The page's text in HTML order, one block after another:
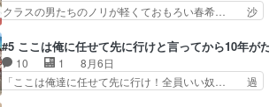
ノ島で、朝日を眺めな…
これで一区切りかなギャグも面白い… ガンガガン
♪薫がなんかしっかり歌ってロマ… 姉巫女の誤
日頃からガンガン言うてないで… このアニメはど
こに行くのだろう、面白すぎ… 姉のした事はただ
単に一族を絶滅させただけ…
クラスの男たちのノリが軽くておもろい春希… 沙
もちゃんが透けブラしててびっくりして… レベル
のキャラが登場。相変わらず顔や体の… 隼人が春
希の級友を巻き込んだイジりに動じ… 第５話を
U-NEXTで視聴しました。視聴… ラブコメで天然
#5 ここは俺に任せて先に行けと言ってから10年が
10 1
8月6日
「ここは俺達に任せて先に行け！全員いい奴… 過